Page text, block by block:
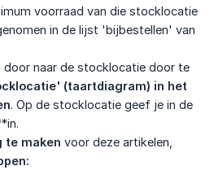
voorraad van die stocklocatie
in de lijst 'bijbestellen' van
door naar de stocklocatie door te
(taartdiagram) in het
. Op de stocklocatie geef je in de
te maken voor deze artikelen,